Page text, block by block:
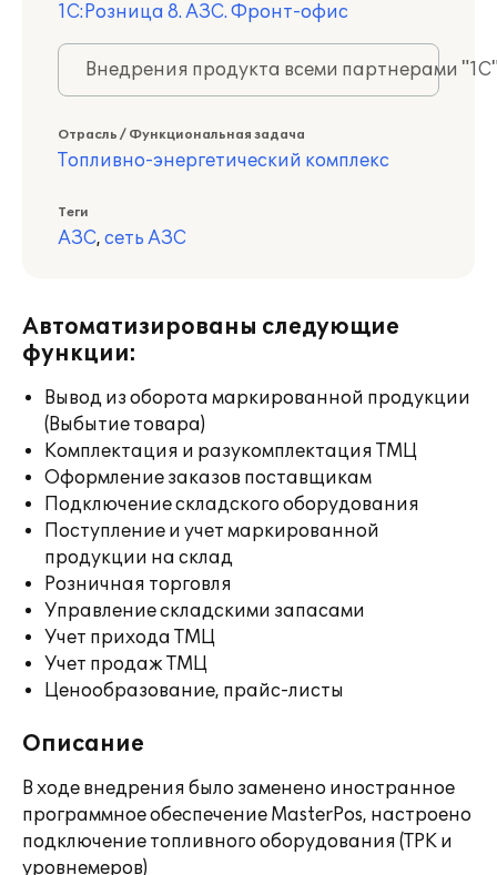
1С:Розница 8. АЗС. Фронт-офис
Внедрения продукта всеми партнерами
Отрасль / Функциональная задача
Топливно-энергетический комплекс
Теги
АЗС, сеть АЗС
Автоматизированы следующие
функции:
Вывод из оборота маркированной продукции
(Выбытие товара)
Комплектация и разукомплектация ТМЦ
Оформление заказов поставщикам
Подключение складского оборудования
Поступление и учет маркированной
продукции на склад
Розничная торговля
Управление складскими запасами
Учет прихода ТМЦ
Учет продаж ТМЦ
Ценообразование, прайс-листы
Описание
В ходе внедрения было заменено иностранное
программное обеспечение MasterPos, настроено
подключение топливного оборудования (ТРК и
уровнемеров)